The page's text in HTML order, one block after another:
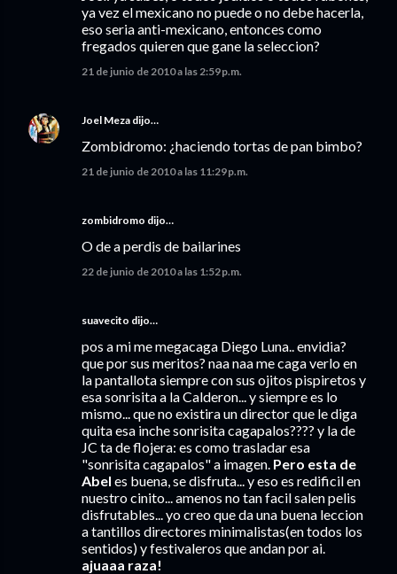
ya vez el mexicano no puede o no debe hacerla,
eso seria anti-mexicano, entonces como
fregados quieren que gane la seleccion?
21 de junio de 2010 a las 2:59 p.m.
Joel Meza dijo…
Zombidromo: ¿haciendo tortas de pan bimbo?
21 de junio de 2010 a las 11:29 p.m.
zombidromo dijo…
O de a perdis de bailarines
22 de junio de 2010 a las 1:52 p.m.
suavecito dijo…
pos a mi me megacaga Diego Luna.. envidia?
que por sus meritos? naa naa me caga verlo en
la pantallota siempre con sus ojitos pispiretos y
esa sonrisita a la Calderon... y siempre es lo
mismo... que no existira un director que le diga
quita esa inche sonrisita cagapalos???? y la de
JC ta de flojera: es como trasladar esa
"sonrisita cagapalos" a imagen. Pero esta de
Abel es buena, se disfruta... y eso es redificil en
nuestro cinito... amenos no tan facil salen pelis
disfrutables... yo creo que da una buena leccion
a tantillos directores minimalistas(en todos los
sentidos) y festivaleros que andan por ai.
ajuaaa raza!